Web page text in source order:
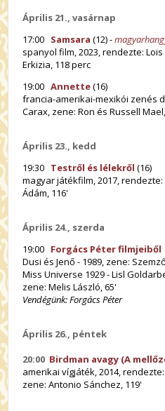
Április 21., vasárnap
17:00 Samsara (12) -
spanyol film, 2023, rendezte:
Erkizia, 118 perc
19:00Annette(16)
francia-amerikai-mexikói zenés
Carax, zene: Ron és Russell
Április 23., kedd
19:30 Testről és lélekről(16)
magyar játékfilm, 2017,
Ádám, 116'
Április 24., szerda
19:00 Forgács Péter filmjeiből
Dusi és Jenő - 1989, zene:
Miss Universe 1929 - Lisl
zene: Melis László, 65'
Vendégünk: Forgács Péter
Április 26., péntek
20:00 Birdman avagy (A
amerikai vígjáték, 2014,
zene: Antonio Sánchez, 119'